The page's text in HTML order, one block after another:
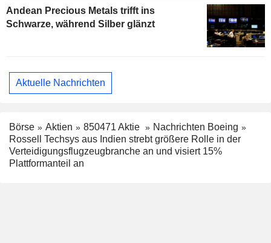
Andean Precious Metals trifft ins
Schwarze, während Silber glänzt
Aktuelle Nachrichten
Börse Aktien 850471 Aktie
Nachrichten Boeing
Rossell Techsys aus Indien strebt größere Rolle in der
Verteidigungsflugzeugbranche an und visiert 15%
Plattformanteil an